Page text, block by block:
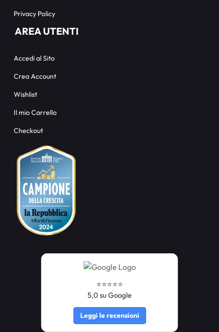
Privacy Policy
AREA UTENTI
Accedi al Sito
Crea Account
Wishlist
Il mio Carrello
Checkout
⭐️⭐️⭐️⭐️⭐️
5,0 su Google
Leggi le recensioni